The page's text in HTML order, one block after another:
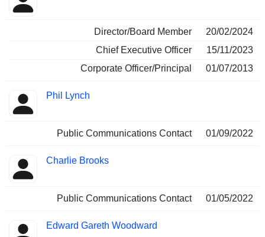
Director/Board Member
20/02/2024
Chief Executive Officer
15/11/2023
Corporate Officer/Principal
01/07/2013
Phil Lynch
Public Communications Contact 01/09/2022
Charlie Brooks
Public Communications Contact 01/05/2022
Edward Gareth Woodward